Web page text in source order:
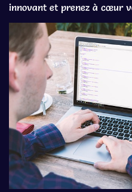
innovant et prenez à cœur